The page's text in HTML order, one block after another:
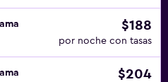
$188
por noche con tasas
$204